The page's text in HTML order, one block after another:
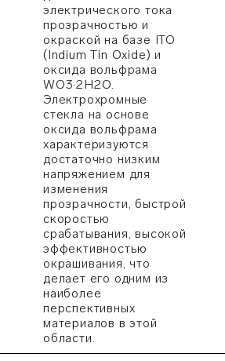
электрического тока
прозрачностью и
окраской на базе ITO
(Indium Tin Oxide) и
оксида вольфрама
WO3·2H2O.
Электрохромные
стекла на основе
оксида вольфрама
характеризуются
достаточно низким
напряжением для
изменения
прозрачности, быстрой
скоростью
срабатывания, высокой
эффективностью
окрашивания, что
делает его одним из
наиболее
перспективных
материалов в этой
области.